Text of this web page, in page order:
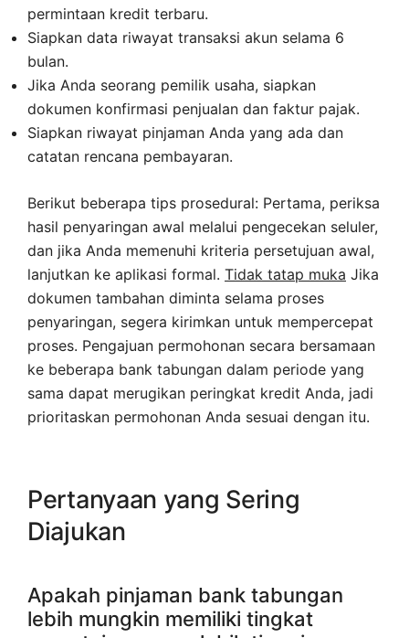
permintaan kredit terbaru.
Siapkan data riwayat transaksi akun selama 6
bulan.
Jika Anda seorang pemilik usaha, siapkan
dokumen konfirmasi penjualan dan faktur pajak.
Siapkan riwayat pinjaman Anda yang ada dan
catatan rencana pembayaran.
Berikut beberapa tips prosedural: Pertama, periksa
hasil penyaringan awal melalui pengecekan seluler,
dan jika Anda memenuhi kriteria persetujuan awal,
lanjutkan ke aplikasi formal. Tidak tatap muka Jika
dokumen tambahan diminta selama proses
penyaringan, segera kirimkan untuk mempercepat
proses. Pengajuan permohonan secara bersamaan
ke beberapa bank tabungan dalam periode yang
sama dapat merugikan peringkat kredit Anda, jadi
prioritaskan permohonan Anda sesuai dengan itu.
Pertanyaan yang Sering
Diajukan
Apakah pinjaman bank tabungan
lebih mungkin memiliki tingkat